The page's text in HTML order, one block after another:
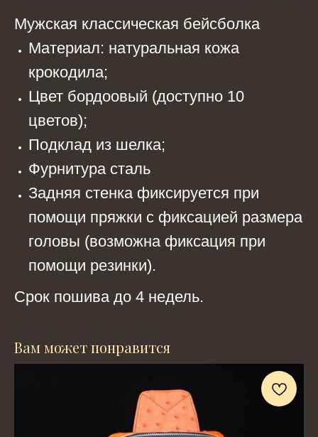
Мужская классическая бейсболка
Материал: натуральная кожа
крокодила;
Цвет бордоовый (доступно 10
цветов);
Подклад из шелка;
Фурнитура сталь
Задняя стенка фиксируется при
помощи пряжки с фиксацией размера
головы (возможна фиксация при
помощи резинки).
Срок пошива до 4 недель.
Вам может понравится